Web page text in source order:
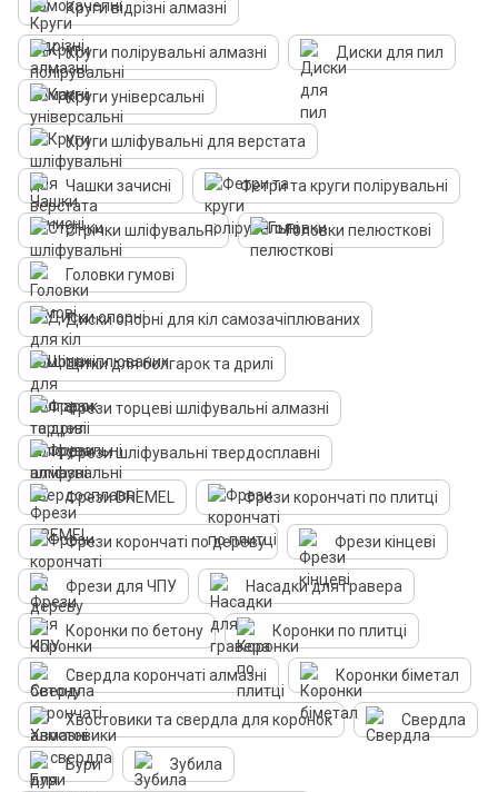
Круги відрізні алмазні
Круги полірувальні алмазні Диски для пил
Круги універсальні
Круги шліфувальні для верстата
Чашки зачисні Фетри та круги полірувальні
Стрічки шліфувальні Головки пелюсткові
Головки гумові
Диски опорні для кіл самозачіплюваних
Щітки для болгарок та дрилі
Фрези торцеві шліфувальні алмазні
Фрези шліфувальні твердосплавні
Фрези DREMEL Фрези корончаті по плитці
Фрези корончаті по дереву Фрези кінцеві
Фрези для ЧПУ Насадки для гравера
Коронки по бетону Коронки по плитці
Свердла корончаті алмазні Коронки біметал
Хвостовики та свердла для коронок Свердла
Бури Зубила